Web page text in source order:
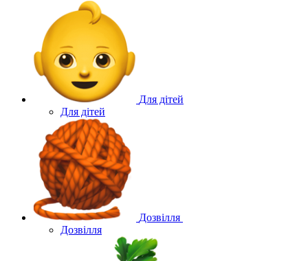
Для дітей
Для дітей
Дозвілля
Дозвілля